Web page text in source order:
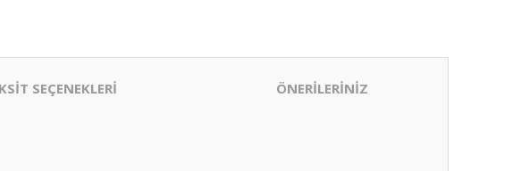
SEÇENEKLERİ ÖNERİLERİNİZ